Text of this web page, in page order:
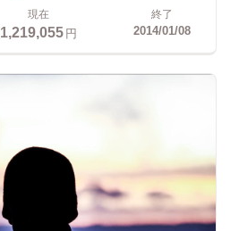
現在
1,219,055円
終了
2014/01/08